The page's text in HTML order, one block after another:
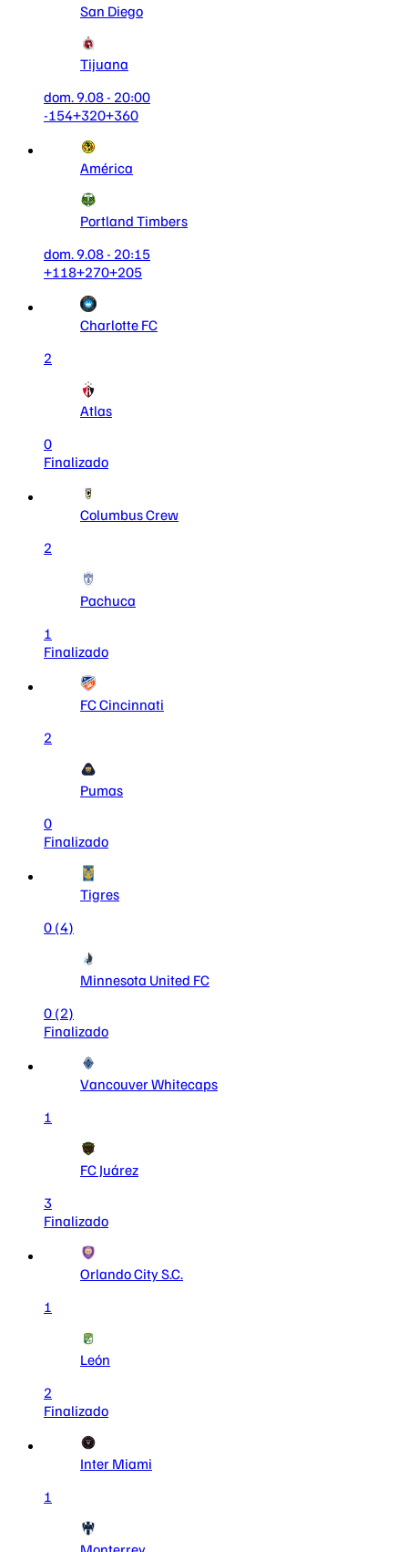
San Diego
Tijuana
dom. 9.08 - 20:00
-154+320+360
América
Portland Timbers
dom. 9.08 - 20:15
+118+270+205
Charlotte FC
2
Atlas
0
Finalizado
Columbus Crew
2
Pachuca
1
Finalizado
FC Cincinnati
2
Pumas
0
Finalizado
Tigres
0 (4)
Minnesota United FC
0 (2)
Finalizado
Vancouver Whitecaps
1
FC Juárez
3
Finalizado
Orlando City S.C.
1
León
2
Finalizado
Inter Miami
1